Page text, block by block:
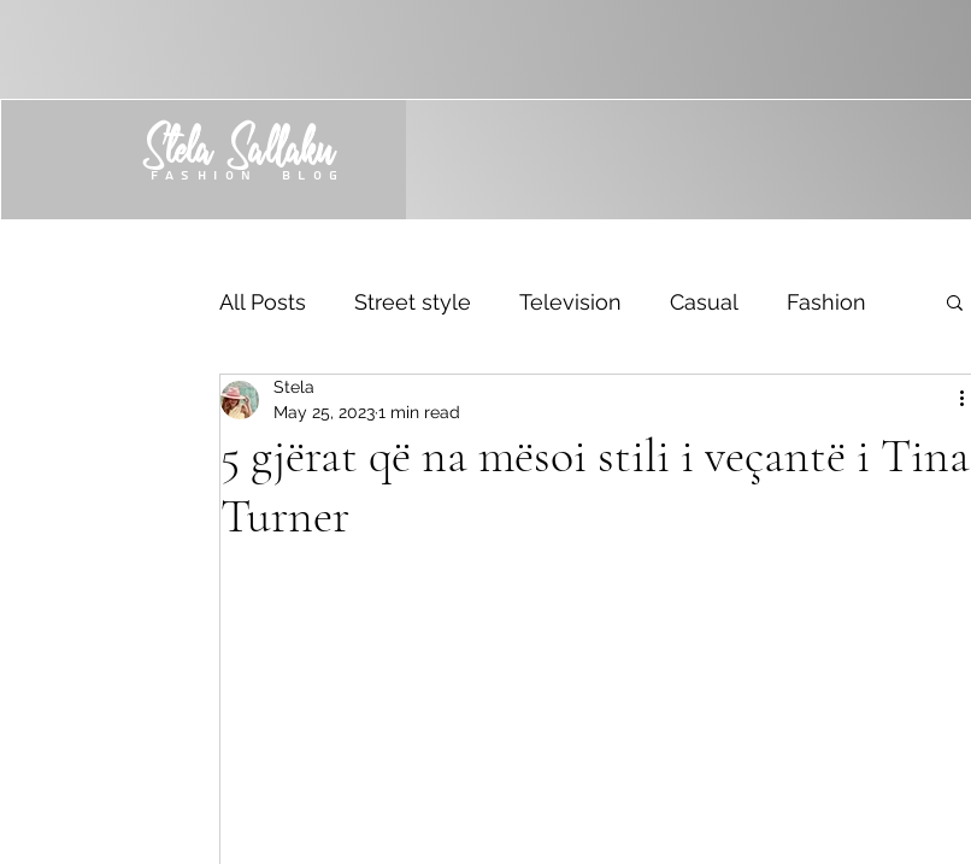
Stela Sallaku
FASHION BLOG
All Posts Street style Television Casual Fashion
Trend
5 gjërat që na mësoi stili i veçantë i Tina
Turner
Stela
May 25, 20231 min read